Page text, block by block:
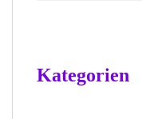
Kategorien